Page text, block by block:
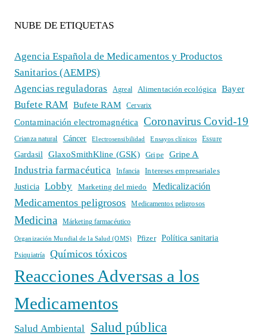
NUBE DE ETIQUETAS
Agencia Española de Medicamentos y Productos
Sanitarios (AEMPS)
Agencias reguladoras
Agreal Alimentación ecológica Bayer
Bufete RAM Bufete RAM Cervarix
Contaminación electromagnética Coronavirus Covid-19
Crianza natural Cáncer Electrosensibilidad Ensayos clínicos Essure
Gardasil GlaxoSmithKline (GSK) Gripe Gripe A
Industria farmacéutica Infancia
Intereses empresariales
Justicia
Lobby Marketing del miedo Medicalización
Medicamentos peligrosos Medicamentos peligrosos
Medicina Márketing farmacéutico
Organización Mundial de la Salud (OMS) Pfizer Política sanitaria
Psiquiatría Químicos tóxicos
Reacciones Adversas a los
Medicamentos
Salud Ambiental Salud pública